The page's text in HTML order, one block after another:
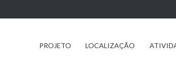
PROJETO LOCALIZAÇÃO